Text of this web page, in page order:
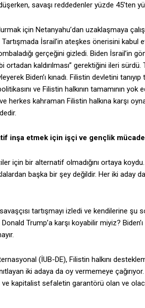
savaşı reddedenler yüzde 45’ten
için Netanyahu’dan uzaklaşmaya
İsrail’in ateşkes önerisini kabul
gerçeğini gizledi. Biden İsrail’in
kaldırılması” gerektiğini ileri
Biden’ı kınadı. Filistin devletini
ve Filistin halkının tamamının
herkes kahraman Filistin halkına karşı
inşa etmek için işçi ve gençlik
için bir alternatif olmadığını ortaya
başka bir şey değildir. Her iki aday
tartışmayı izledi ve kendilerine
Trump’a karşı koyabilir miyiz?
(İUB-DE), Filistin halkını
iki adaya da oy vermemeye
kapitalist sefaletin garantörü olan ve